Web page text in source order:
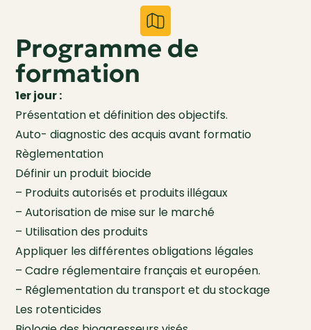
Programme de
formation
1er jour :
Présentation et définition des objectifs.
Auto- diagnostic des acquis avant formatio
Règlementation
Définir un produit biocide
– Produits autorisés et produits illégaux
– Autorisation de mise sur le marché
– Utilisation des produits
Appliquer les différentes obligations légales
– Cadre réglementaire français et européen.
– Réglementation du transport et du stockage
Les rotenticides